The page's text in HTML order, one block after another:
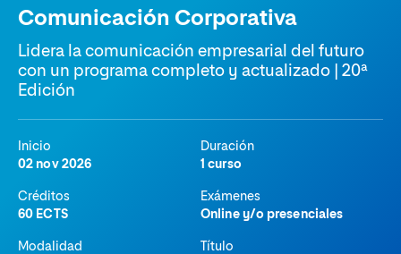
Comunicación Corporativa
Lidera la comunicación empresarial del futuro
con un programa completo y actualizado | 20ª
Edición
Inicio
02 nov 2026
Duración
1 curso
Créditos
60 ECTS
Exámenes
Online y/o presenciales
Modalidad
Título